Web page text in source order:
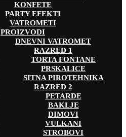
KONFETE
PARTY EFEKTI
VATROMETI
PROIZVODI
DNEVNI VATROMET
RAZRED 1
TORTA FONTANE
PRSKALICE
SITNA PIROTEHNIKA
RAZRED 2
PETARDE
BAKLJE
DIMOVI
VULKANI
STROBOVI